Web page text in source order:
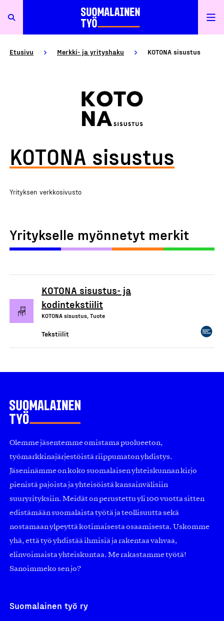
Etusivu Merkki- ja yrityshaku KOTONA sisustus
KOTONA sisustus
Yrityksen verkkosivusto
Yritykselle myönnetyt merkit
KOTONA sisustus- ja
kodintekstiilit
KOTONA sisustus, Tuote
Tekstiilit
Olemme jäsentemme omistama puolueeton,
työmarkkinajärjestöistä riippumaton yhdistys.
Jäseninämme on koko suomalaisen yhteiskunnan kirjo
pienistä pajoista ja yhteisöistä kansainvälisiin
suuryrityksiin. Meidät on perustettu yli 100 vuotta sitten
edistämään suomalaista työtä ja teollisuutta sekä
nostamaan ylpeyttä kotimaisesta osaamisesta. Uskomme
yhä, että työ yhdistää ihmisiä ja rakentaa vahvaa,
elinvoimaista yhteiskuntaa. Me rakastamme työtä!
Sanoimmeko sen jo?
Suomalainen työ ry